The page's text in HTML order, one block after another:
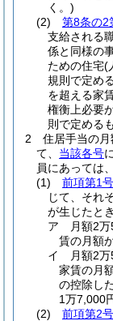
く。)
(2)
第8条の2
支給される
係と同様の
ための住宅(
規則で定め
を超える家
権衡上必要
則で定める
2
住居手当の月
て、 当該各号
員にあっては、
(1)
前項第1号
じて、それ
が生じたと
ア
月額2
賃の月額
イ
月額2
家賃の月
の控除し
1万7,000
(2)
前項第2号